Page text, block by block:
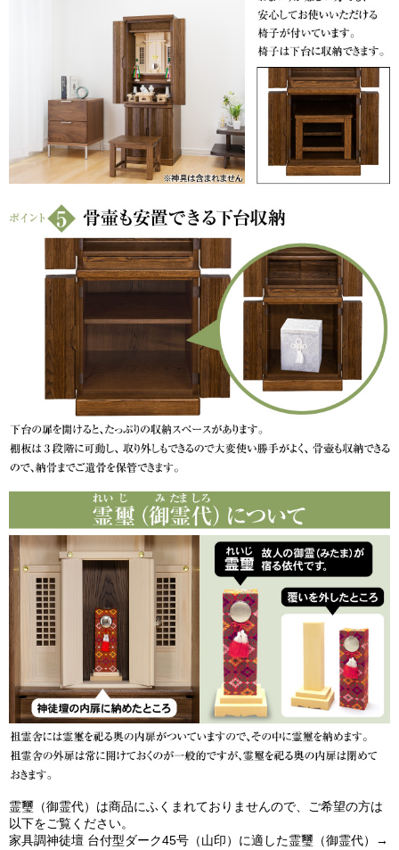
霊璽（御霊代）は商品にふくまれておりませんので、ご希望の方は
以下をご覧ください。
家具調神徒壇 台付型ダーク45号（山印）に適した霊璽（御霊代）→